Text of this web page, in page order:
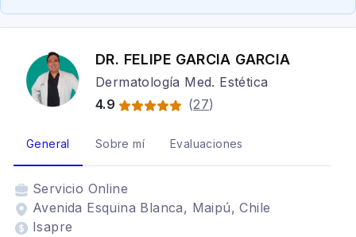
DR. FELIPE GARCIA GARCIA
Dermatología Med. Estética
4.9
(27)
General Sobre mí Evaluaciones
Servicio Online
Avenida Esquina Blanca, Maipú, Chile
Isapre